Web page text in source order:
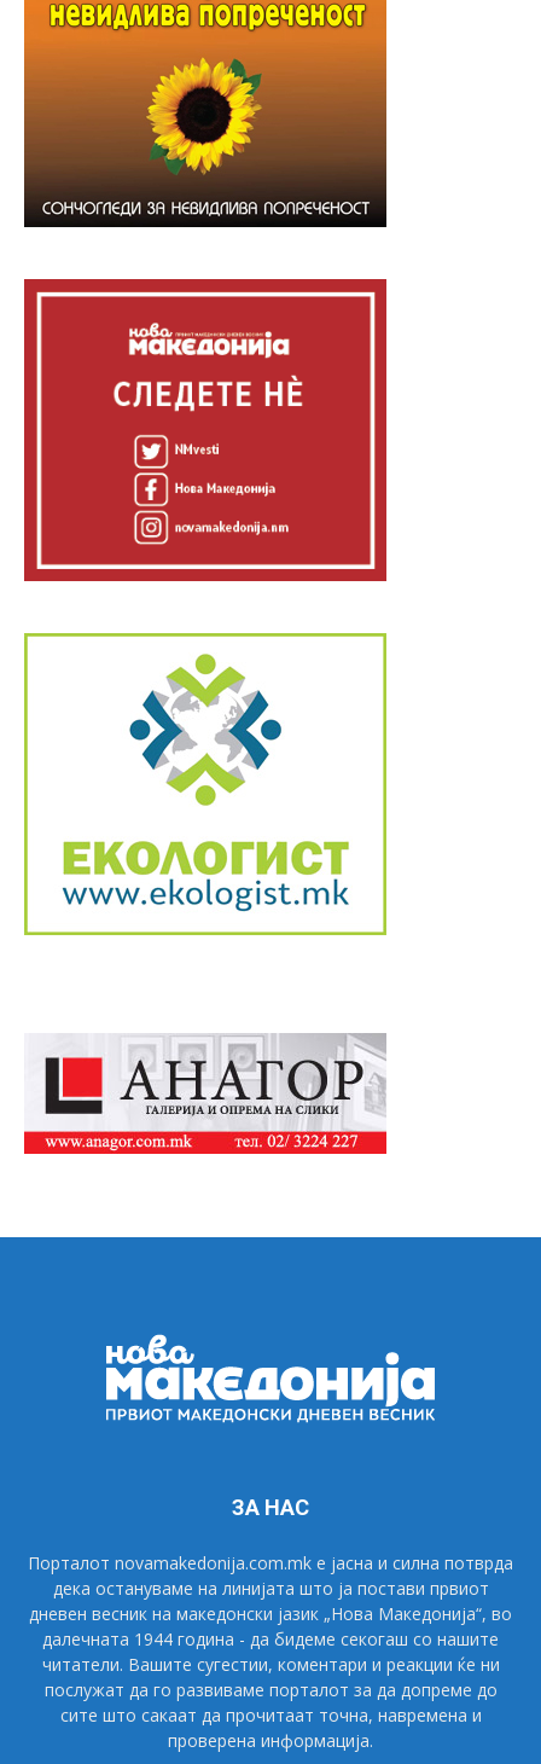
ЗА НАС
Порталот novamakedonija.com.mk е јасна и силна потврда
дека остануваме на линијата што ја постави првиот
дневен весник на македонски јазик „Нова Македонија“, во
далечната 1944 година - да бидеме секогаш со нашите
читатели. Вашите сугестии, коментари и реакции ќе ни
послужат да го развиваме порталот за да допреме до
сите што сакаат да прочитаат точна, навремена и
проверена информација.